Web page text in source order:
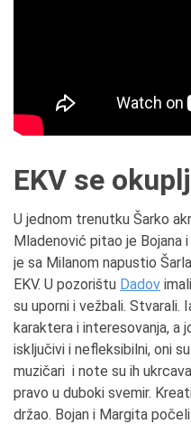
EKV se
U jednom trenutku Šarko
Mladenović pitao je Bojana
je sa Milanom napustio
EKV. U pozorištu Dadov
su uporni i vežbali. Stvarali.
karaktera i interesovanja, a
isključivi i nefleksibilni, oni
muzičari i note su ih
pravo u duboki svemir.
držao. Bojan i Margita